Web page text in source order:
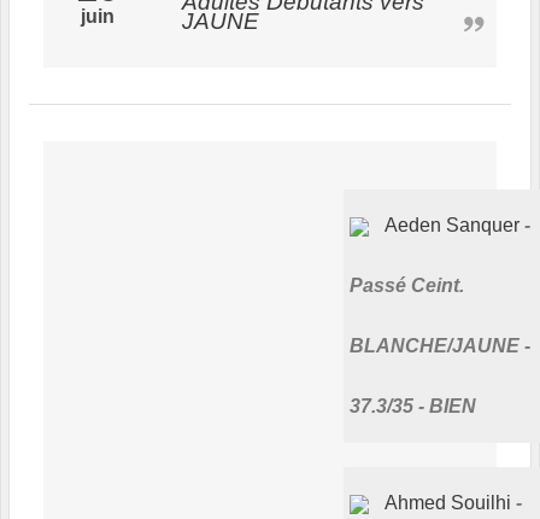
juin JAUNE
Aeden Sanquer
Passé Ceint.
BLANCHE/JAUNE -
37.3/35 - BIEN
Ahmed Souilhi